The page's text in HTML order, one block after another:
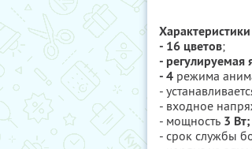
- 16 цветов;
- регулируемая
- 4 режима
-
- входное
- мощность 3 Вт;
- срок службы